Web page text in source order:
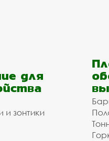
для
и зонтики